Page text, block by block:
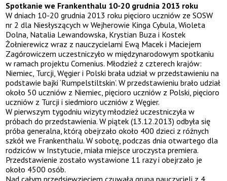
Spotkanie we Frankenthalu 10-20 grudnia 2013 roku
W dniach 10-20 grudnia 2013 roku pięcioro uczniów ze SOSW
nr 2 dla Niesłyszących w Wejherowie Kinga Cybula, Wioleta
Dolna, Natalia Lewandowska, Krystian Buza i Kostek
Żołnierewicz wraz z nauczycielami Ewą Macek i Maciejem
Zagórowiczem uczestniczyło w międzynarodowym spotkaniu
w ramach projektu Comenius. Młodzież z czterech krajów:
Niemiec, Turcji, Węgier i Polski brała udział w przedstawieniu na
podstawie bajki ‘Rumpelstiltskin’. W przedstawieniu brało udział
około 50 uczniów z Niemiec, pięcioro uczniów z Polski, pięcioro
uczniów z Turcji i siedmioro uczniów z Węgier.
W pierwszym tygodniu wizyty młodzież uczestniczyła w
próbach do przedstawienia. W piątek (13.12.2013) odbyła się
próba generalna, którą obejrzało około 400 dzieci z różnych
szkół we Frankenthalu. W sobotę, podczas dnia otwartego dla
rodziców w Instytucie, miała miejsce uroczysta premiera.
Przedstawienie zostało wystawione 11 razy i obejrzało je
około 4500 osób.
Nad całym przedsięwzięciem czuwała grupa nauczycieli z 4